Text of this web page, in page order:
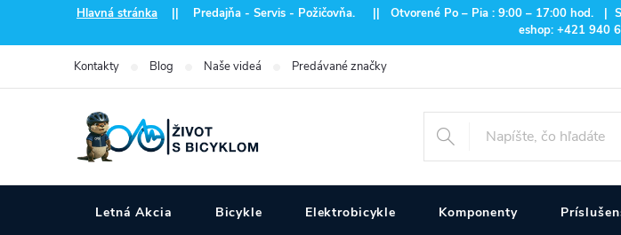
Hlavná stránka || Predajňa - Servis - Požičovňa. || Otvorené Po – Pia : 9:00 – 17:00 hod. |
eshop: +421 940
Kontakty Blog Naše videá Predávané značky
Letná Akcia Bicykle Elektrobicykle Komponenty